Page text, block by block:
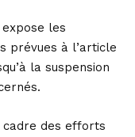
les
prévues à l’article
la suspension
cadre des efforts